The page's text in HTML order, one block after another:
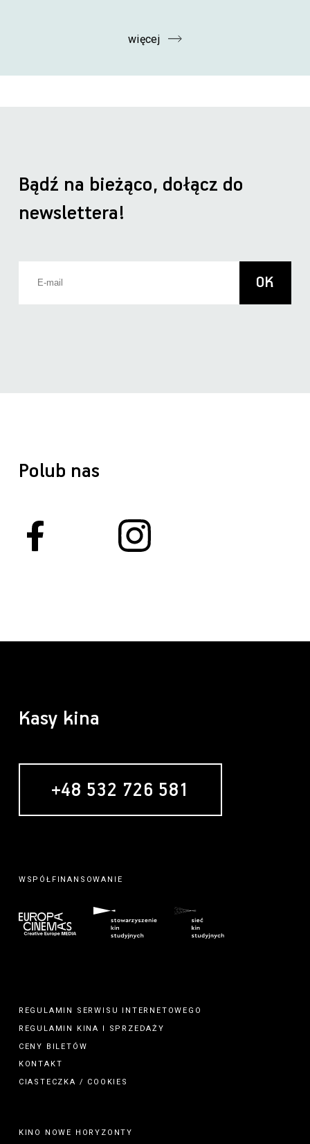
więcej
Polub nas
Bądź na bieżąco, dołącz do
newslettera!
Kasy kina
+48 532 726 581
WSPÓŁFINANSOWANIE
REGULAMIN SERWISU INTERNETOWEGO
REGULAMIN KINA I
SPRZEDAŻY
CENY BILETÓW
KONTAKT
CIASTECZKA / COOKIES
KINO NOWE HORYZONTY